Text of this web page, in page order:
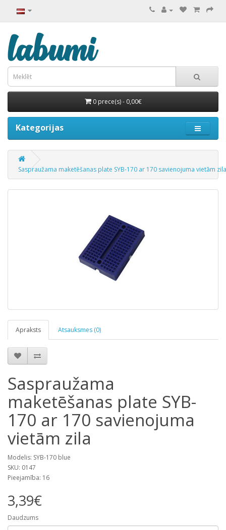
0 prece(s) - 0,00€
Kategorijas
Saspraužama maketēšanas plate SYB-170 ar 170 savienojuma vietām zila
Apraksts Atsauksmes (0)
Saspraužama
maketēšanas plate SYB-
170 ar 170 savienojuma
vietām zila
Modelis: SYB-170 blue
SKU: 0147
Pieejamība: 16
3,39€
Daudzums